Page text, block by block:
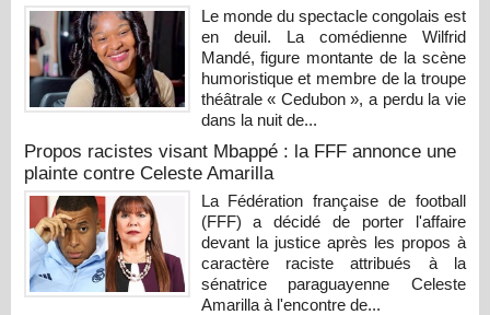
Le monde du spectacle congolais est
en deuil. La comédienne Wilfrid
Mandé, figure montante de la scène
humoristique et membre de la troupe
théâtrale « Cedubon », a perdu la vie
dans la nuit de...
Propos racistes visant Mbappé : la FFF annonce une
plainte contre Celeste Amarilla
La Fédération française de football
(FFF) a décidé de porter l'affaire
devant la justice après les propos à
caractère raciste attribués à la
sénatrice paraguayenne Celeste
Amarilla à l'encontre de...